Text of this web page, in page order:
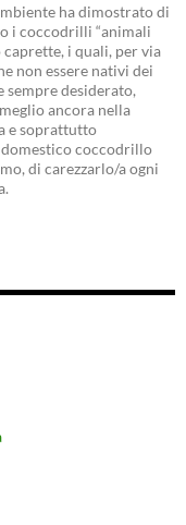
ha dimostrato di
i coccodrilli “animali
caprette, i quali, per via
non essere nativi dei
sempre desiderato,
ancora nella
e soprattutto
coccodrillo
di carezzarlo/a ogni